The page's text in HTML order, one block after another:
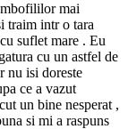
mai
traim intr o tara
suflet mare . Eu
cu un astfel de
nu isi doreste
ce a vazut
un bine nesperat ,
si mi a raspuns